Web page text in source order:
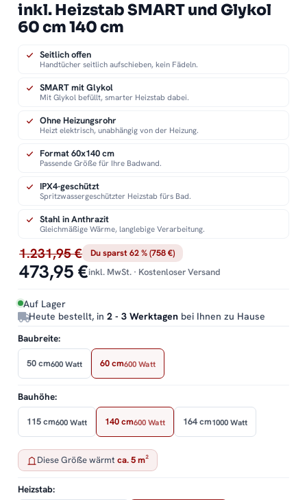
inkl. Heizstab SMART und Glykol
60 cm 140 cm
1.231,95 € Du sparst 62 % (758 €)
473,95 €inkl. MwSt. · Kostenloser Versand
Auf Lager
Heute bestellt, in 2 - 3 Werktagen bei Ihnen zu Hause
Seitlich offen
Handtücher seitlich aufschieben, kein Fädeln.
SMART mit Glykol
Mit Glykol befüllt, smarter Heizstab dabei.
Ohne Heizungsrohr
Heizt elektrisch, unabhängig von der Heizung.
Format 60x140 cm
Passende Größe für Ihre Badwand.
IPX4-geschützt
Spritzwassergeschützter Heizstab fürs Bad.
Stahl in Anthrazit
Gleichmäßige Wärme, langlebige Verarbeitung.
Baubreite:
50 cm600 Watt 60 cm600 Watt
Bauhöhe:
115 cm600 Watt 140 cm600 Watt 164 cm1000 Watt
Diese Größe wärmt ca. 5 m²
Heizstab: